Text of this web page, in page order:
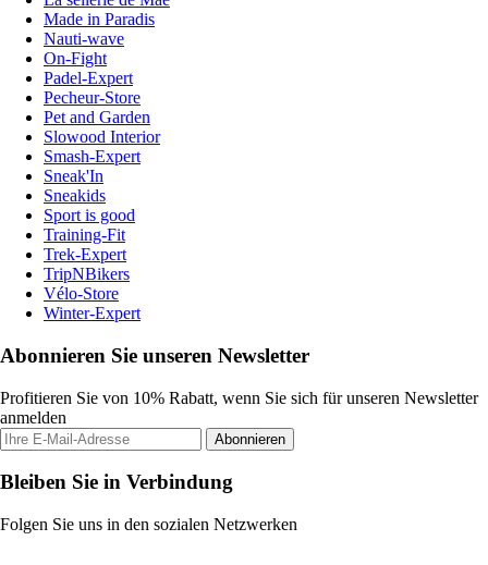
Made in Paradis
Nauti-wave
On-Fight
Padel-Expert
Pecheur-Store
Pet and Garden
Slowood Interior
Smash-Expert
Sneak'In
Sneakids
Sport is good
Training-Fit
Trek-Expert
TripNBikers
Vélo-Store
Winter-Expert
Abonnieren Sie unseren Newsletter
Profitieren Sie von 10% Rabatt, wenn Sie sich für unseren Newsletter
anmelden
Abonnieren
Bleiben Sie in Verbindung
Folgen Sie uns in den sozialen Netzwerken